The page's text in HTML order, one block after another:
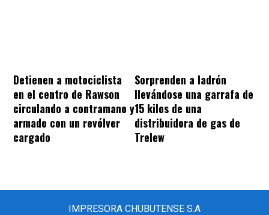
Detienen a motociclista
en el centro de Rawson
circulando a contramano y
armado con un revólver
cargado
Sorprenden a ladrón
llevándose una garrafa de
15 kilos de una
distribuidora de gas de
Trelew
IMPRESORA CHUBUTENSE S.A